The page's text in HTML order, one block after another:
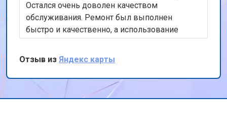
Остался очень доволен качеством
обслуживания. Ремонт был выполнен
быстро и качественно, а использование
оригинальных запчастей дает уверенность в
долговечности ремонта. Также порадовала
бесплатная доставка техники. Спасибо за ваш
профессионализм и внимание к клиентам!
Отзыв из Яндекс карты